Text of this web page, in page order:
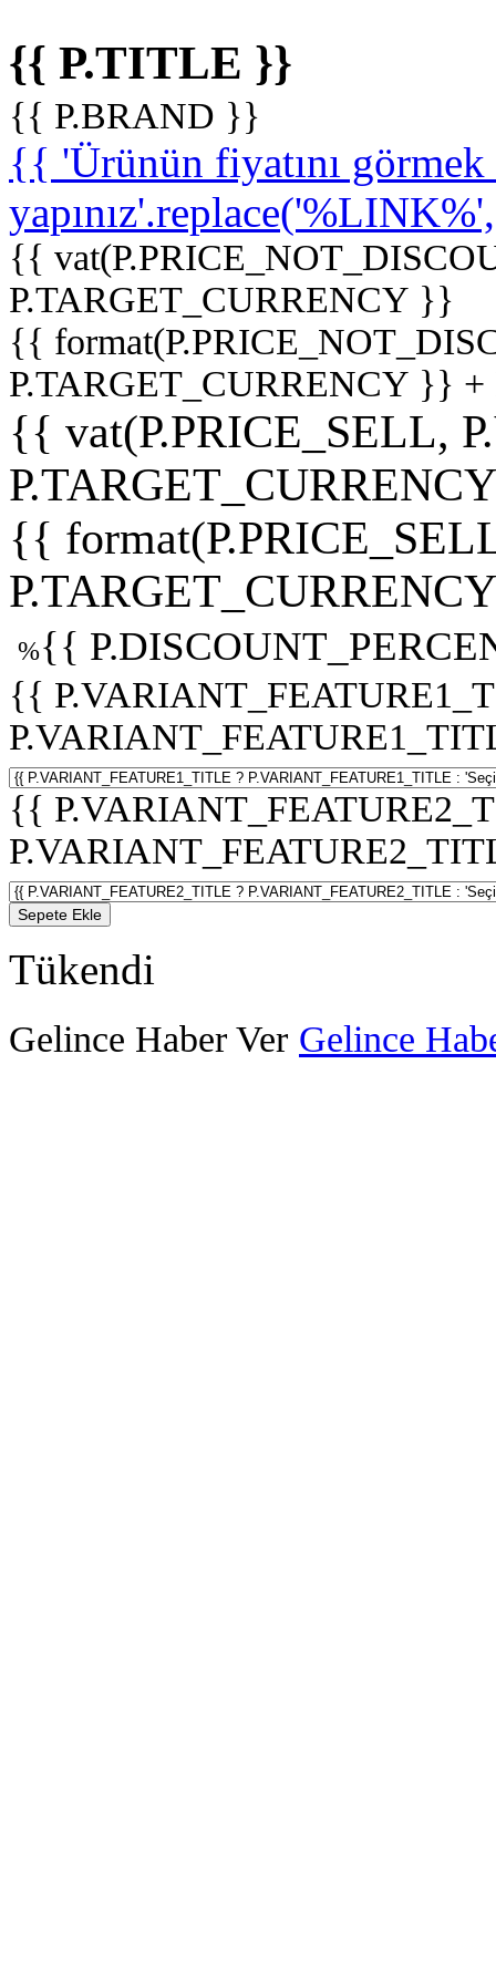
{{ P.TITLE }}
{{ P.BRAND }}
{{ 'Ürünün fiyatını
{{
P.TARGET_CURRENCY }}
{{
P.TARGET_CURRENCY }}
{{ vat(P.PRICE_SELL,
{{
%{{
{{
{{
Sepete Ekle
Tükendi
Gelince Haber Ver Gelince